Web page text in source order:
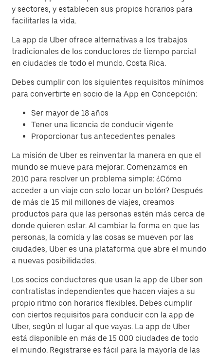
y sectores, y establecen sus propios horarios para
facilitarles la vida.
La app de Uber ofrece alternativas a los trabajos
tradicionales de los conductores de tiempo parcial
en ciudades de todo el mundo. Costa Rica.
Debes cumplir con los siguientes requisitos mínimos
para convertirte en socio de la App en Concepción:
Ser mayor de 18 años
Tener una licencia de conducir vigente
Proporcionar tus antecedentes penales
La misión de Uber es reinventar la manera en que el
mundo se mueve para mejorar. Comenzamos en
2010 para resolver un problema simple: ¿Cómo
acceder a un viaje con solo tocar un botón? Después
de más de 15 mil millones de viajes, creamos
productos para que las personas estén más cerca de
donde quieren estar. Al cambiar la forma en que las
personas, la comida y las cosas se mueven por las
ciudades, Uber es una plataforma que abre el mundo
a nuevas posibilidades.
Los socios conductores que usan la app de Uber son
contratistas independientes que hacen viajes a su
propio ritmo con horarios flexibles. Debes cumplir
con ciertos requisitos para conducir con la app de
Uber, según el lugar al que vayas. La app de Uber
está disponible en más de 15 000 ciudades de todo
el mundo. Registrarse es fácil para la mayoría de las